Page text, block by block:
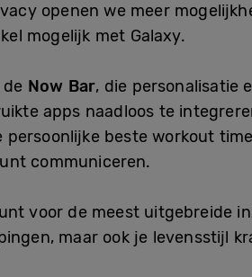
openen we meer
mogelijk met Galaxy.
de Now Bar, die personalisatie
apps naadloos te
beste workout
communiceren.
voor de meest uitgebreide
maar ook je levensstijl